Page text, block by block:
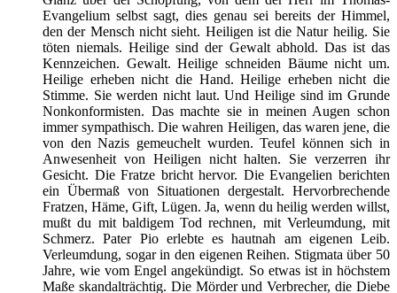
Evangelium selbst sagt, dies genau sei bereits der Himmel,
den der Mensch nicht sieht. Heiligen ist die Natur heilig. Sie
töten niemals. Heilige sind der Gewalt abhold. Das ist das
Kennzeichen. Gewalt. Heilige schneiden Bäume nicht um.
Heilige erheben nicht die Hand. Heilige erheben nicht die
Stimme. Sie werden nicht laut. Und Heilige sind im Grunde
Nonkonformisten. Das machte sie in meinen Augen schon
immer sympathisch. Die wahren Heiligen, das waren jene, die
von den Nazis gemeuchelt wurden. Teufel können sich in
Anwesenheit von Heiligen nicht halten. Sie verzerren ihr
Gesicht. Die Fratze bricht hervor. Die Evangelien berichten
ein Übermaß von Situationen dergestalt. Hervorbrechende
Fratzen, Häme, Gift, Lügen. Ja, wenn du heilig werden willst,
mußt du mit baldigem Tod rechnen, mit Verleumdung, mit
Schmerz. Pater Pio erlebte es hautnah am eigenen Leib.
Verleumdung, sogar in den eigenen Reihen. Stigmata über 50
Jahre, wie vom Engel angekündigt. So etwas ist in höchstem
Maße skandalträchtig. Die Mörder und Verbrecher, die Diebe